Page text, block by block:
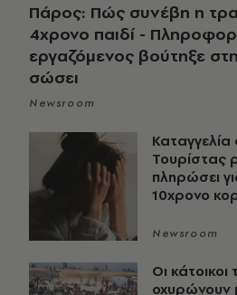
Πάρος: Πώς συνέβη η
4χρονο παιδί -
εργαζόμενος βούτηξε
σώσει
Newsroom
Τουρίστας
πληρώσει
10χρονο
Newsroom
Οι
οχυρώνουν